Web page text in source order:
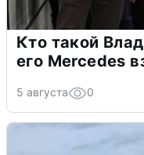
Кто такой
его Mercedes
5 августа 0